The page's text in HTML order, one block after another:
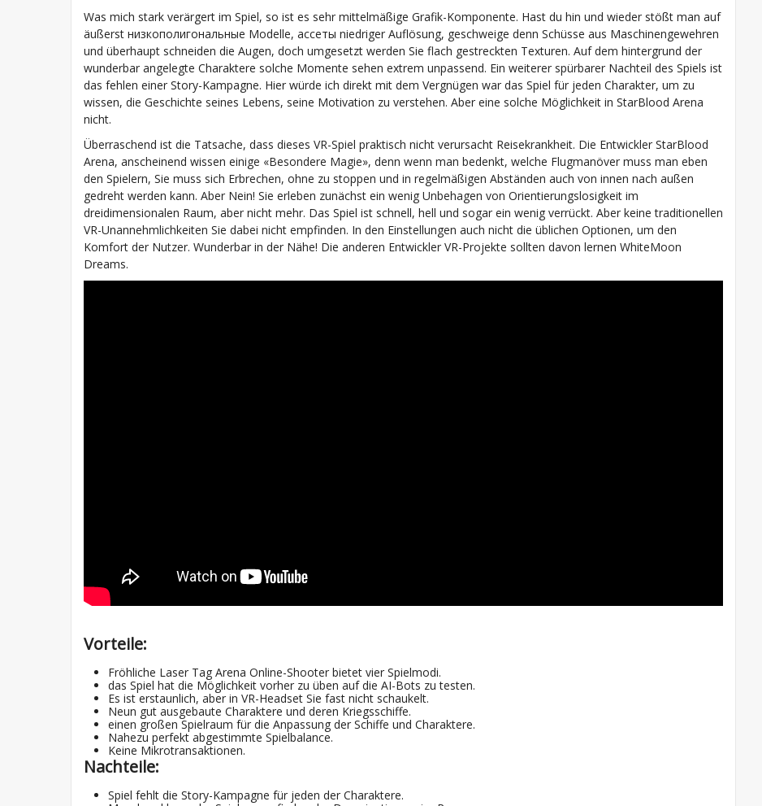
Was mich stark verärgert im Spiel, so ist es sehr mittelmäßige Grafik-Komponente. Hast du hin und wieder stößt man auf
äußerst низкополигональные Modelle, ассеты niedriger Auflösung, geschweige denn Schüsse aus Maschinengewehren
und überhaupt schneiden die Augen, doch umgesetzt werden Sie flach gestreckten Texturen. Auf dem hintergrund der
wunderbar angelegte Charaktere solche Momente sehen extrem unpassend. Ein weiterer spürbarer Nachteil des Spiels ist
das fehlen einer Story-Kampagne. Hier würde ich direkt mit dem Vergnügen war das Spiel für jeden Charakter, um zu
wissen, die Geschichte seines Lebens, seine Motivation zu verstehen. Aber eine solche Möglichkeit in StarBlood Arena
nicht.
Überraschend ist die Tatsache, dass dieses VR-Spiel praktisch nicht verursacht Reisekrankheit. Die Entwickler StarBlood
Arena, anscheinend wissen einige «Besondere Magie», denn wenn man bedenkt, welche Flugmanöver muss man eben
den Spielern, Sie muss sich Erbrechen, ohne zu stoppen und in regelmäßigen Abständen auch von innen nach außen
gedreht werden kann. Aber Nein! Sie erleben zunächst ein wenig Unbehagen von Orientierungslosigkeit im
dreidimensionalen Raum, aber nicht mehr. Das Spiel ist schnell, hell und sogar ein wenig verrückt. Aber keine traditionellen
VR-Unannehmlichkeiten Sie dabei nicht empfinden. In den Einstellungen auch nicht die üblichen Optionen, um den
Komfort der Nutzer. Wunderbar in der Nähe! Die anderen Entwickler VR-Projekte sollten davon lernen WhiteMoon
Dreams.
Vorteile:
Fröhliche Laser Tag Arena Online-Shooter bietet vier Spielmodi.
das Spiel hat die Möglichkeit vorher zu üben auf die AI-Bots zu testen.
Es ist erstaunlich, aber in VR-Headset Sie fast nicht schaukelt.
Neun gut ausgebaute Charaktere und deren Kriegsschiffe.
einen großen Spielraum für die Anpassung der Schiffe und Charaktere.
Nahezu perfekt abgestimmte Spielbalance.
Keine Mikrotransaktionen.
Nachteile:
Spiel fehlt die Story-Kampagne für jeden der Charaktere.